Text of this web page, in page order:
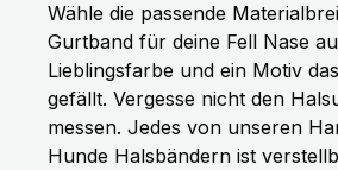
Wähle die passende
Gurtband für deine Fell Nase
Lieblingsfarbe und ein Motiv
gefällt. Vergesse nicht den
messen. Jedes von unseren
Hunde Halsbändern ist